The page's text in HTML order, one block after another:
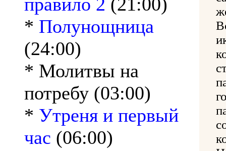
* Полунощница
(24:00)
* Молитвы на
потребу (03:00)
* Утреня и первый
час (06:00)